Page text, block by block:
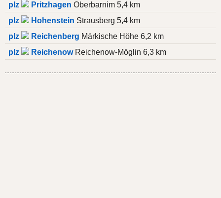
plz
Pritzhagen Oberbarnim 5,4 km
plz
Hohenstein Strausberg 5,4 km
plz
Reichenberg Märkische Höhe 6,2 km
plz
ReichenowReichenow-Möglin 6,3 km